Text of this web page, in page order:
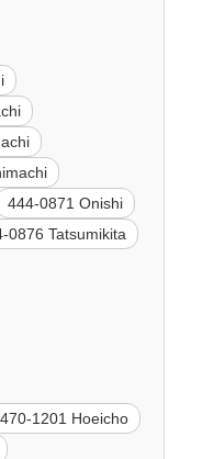
444-0871 Onishi
0876 Tatsumikita
470-1201 Hoeicho